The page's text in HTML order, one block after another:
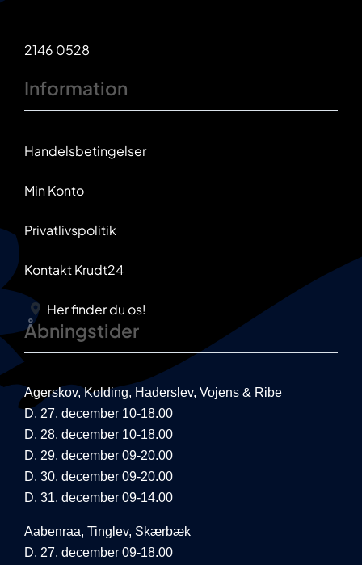
2146 0528
Information
Handelsbetingelser
Min Konto
Privatlivspolitik
Kontakt Krudt24
Her finder du os!
Åbningstider
Agerskov, Kolding, Haderslev, Vojens & Ribe
D. 27. december 10-18.00
D. 28. december 10-18.00
D. 29. december 09-20.00
D. 30. december 09-20.00
D. 31. december 09-14.00
Aabenraa, Tinglev, Skærbæk
D. 27. december 09-18.00